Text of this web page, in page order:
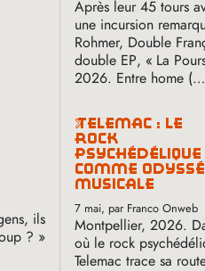
ils
? »
Après leur 45 tours
une incursion
Rohmer, Double
double EP, « La
2026. Entre home
telemac : le
rock
psychédélique
comme
musicale
7 mai, par Franco Onweb
Montpellier, 2026.
où le rock
Telemac trace sa